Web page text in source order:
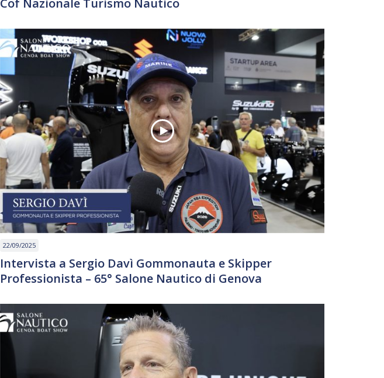
Cof Nazionale Turismo Nautico
22/09/2025
Intervista a Sergio Davì Gommonauta e Skipper
Professionista – 65° Salone Nautico di Genova